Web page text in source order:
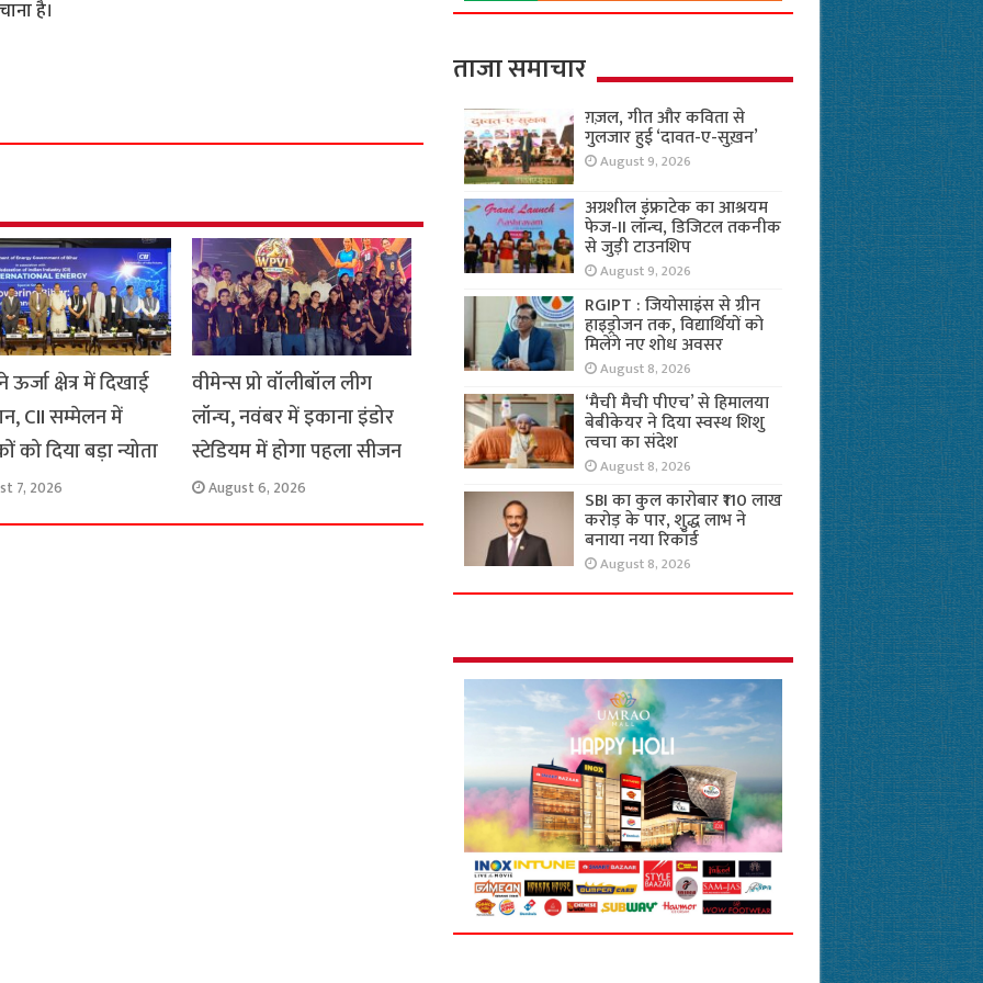
है।
ऊर्जा क्षेत्र में दिखाई
CII सम्मेलन में
को दिया बड़ा न्योता
7, 2026
वीमेन्स प्रो वॉलीबॉल लीग
लॉन्च, नवंबर में इकाना इंडोर
स्टेडियम में होगा पहला सीजन
August 6, 2026
ताजा समाचार
ग़ज़ल, गीत और कविता से
गुलजार हुई ‘दावत-ए-सुख़न’
August 9, 2026
अग्रशील इंफ्राटेक का आश्रयम
फेज-II लॉन्च, डिजिटल तकनीक
से जुड़ी टाउनशिप
August 9, 2026
RGIPT : जियोसाइंस से ग्रीन
हाइड्रोजन तक, विद्यार्थियों को
मिलेंगे नए शोध अवसर
August 8, 2026
‘मैची मैची पीएच’ से हिमालया
बेबीकेयर ने दिया स्वस्थ शिशु
त्वचा का संदेश
August 8, 2026
SBI का कुल कारोबार ₹110 लाख
करोड़ के पार, शुद्ध लाभ ने
बनाया नया रिकॉर्ड
August 8, 2026